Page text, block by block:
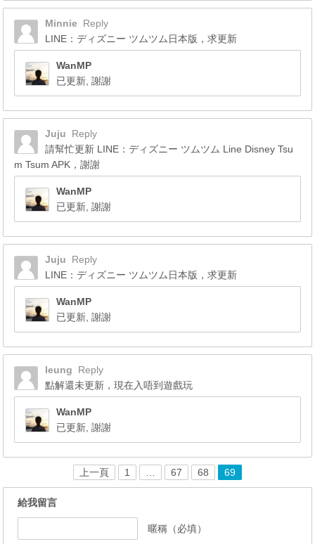
Minnie Reply
LINE：ディズニー ツムツム日本版，求更新
WanMP
已更新, 謝謝
Juju
Reply
請幫忙更新 LINE：ディズニー ツムツム Line Disney Tsu
m Tsum APK，謝謝
WanMP
已更新, 謝謝
Juju
Reply
LINE：ディズニー ツムツム日本版，求更新
WanMP
已更新, 謝謝
leung
Reply
點解還未更新，現在入唔到遊戲玩
WanMP
已更新, 謝謝
上一頁 1 67 68 69
給我留言
暱稱（必填）